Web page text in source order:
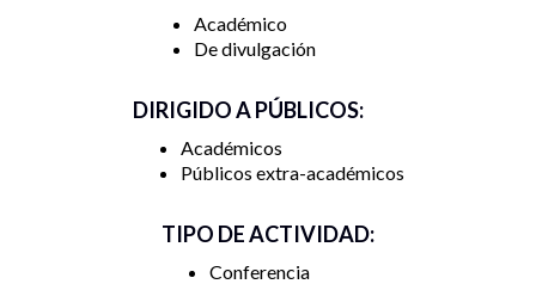
Académico
De divulgación
DIRIGIDO A PÚBLICOS:
Académicos
Públicos extra-académicos
TIPO DE ACTIVIDAD:
Conferencia